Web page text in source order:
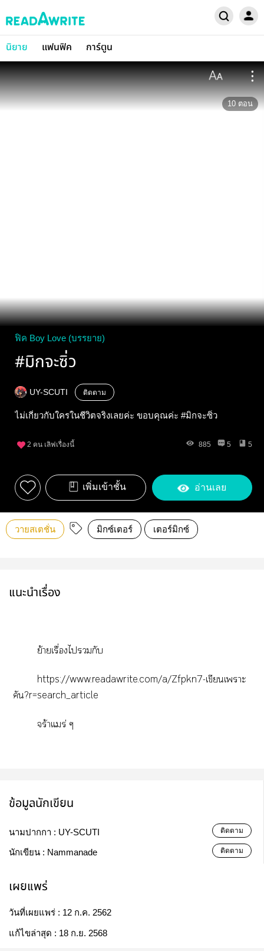
นิยาย แฟนฟิค การ์ตูน
10 ตอน
ฟิค Boy Love (บรรยาย)
#มิกจะซิ่ว
UY-SCUTI ติดตาม
ไม่เกี่ยวกับใครในชีวิตจริงเลยค่ะ ขอบคุณค่ะ #มิกจะซิ่ว
2 คน เลิฟเรื่องนี้ 885 5 5
เพิ่มเข้าชั้น อ่านเลย
วายสเตชั่น มิกซ์เตอร์ เตอร์มิกซ์
แนะนำเรื่อง
ย้ายเรื่องไกับ
https://www.readawrite.com/a/Zfpkn7-เขียนเาะ
คัน?r=search_article
จร้าแมร่ ๆ
ข้อมูลนักเขียน
นามปากกา : UY-SCUTI ติดตาม
นักเขียน : Nammanade ติดตาม
เผยแพร่
วันที่เผยแพร่ : 12 ก.ค. 2562
แก้ไขล่าสุด : 18 ก.ย. 2568